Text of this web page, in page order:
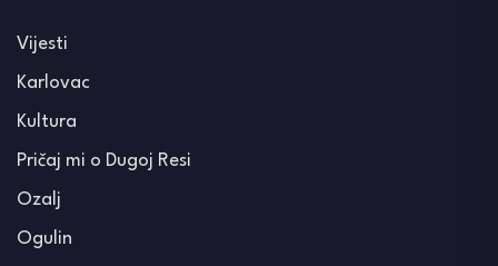
Vijesti
Karlovac
Kultura
Pričaj mi o Dugoj Resi
Ozalj
Ogulin